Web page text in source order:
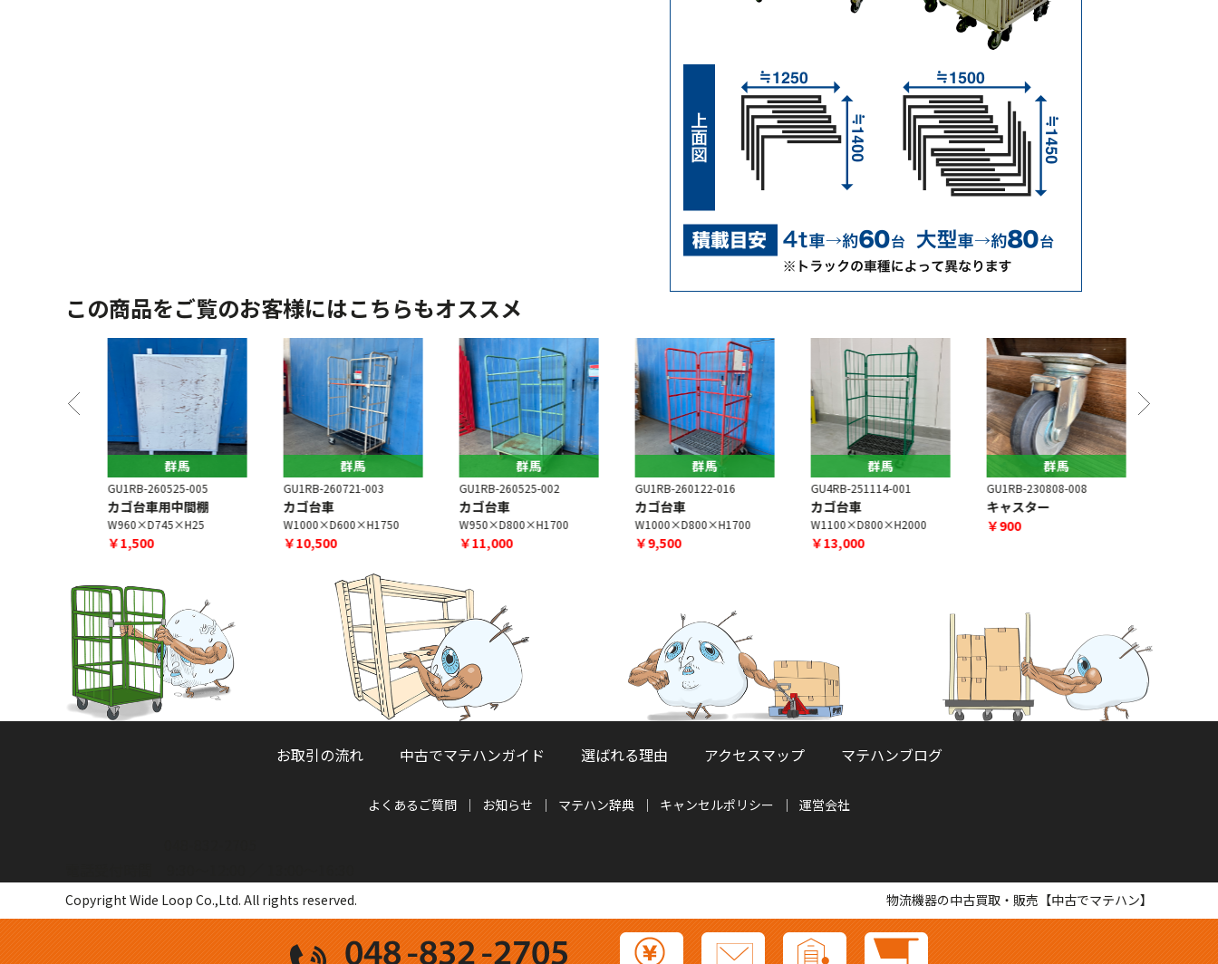
この商品をご覧のお客様にはこちらもオススメ
群馬
GU1RB-260525-005
カゴ台車用中間棚
W960×D745×H25
￥1,500
群馬
GU1RB-260721-003
カゴ台車
W1000×D600×H1750
￥10,500
群馬
GU1RB-260525-002
カゴ台車
W950×D800×H1700
￥11,000
群馬
GU1RB-260122-016
カゴ台車
W1000×D800×H1700
￥9,500
群馬
GU4RB-251114-001
カゴ台車
W1100×D800×H2000
￥13,000
群馬
GU1RB-230808-008
キャスター
￥900
お取引の流れ 中古でマテハンガイド 選ばれる理由 アクセスマップ マテハンブログ
よくあるご質問 お知らせ マテハン辞典 キャンセルポリシー 運営会社
Copyright Wide Loop Co.,Ltd. All rights reserved. 物流機器の中古買取・販売【中古でマテハン】